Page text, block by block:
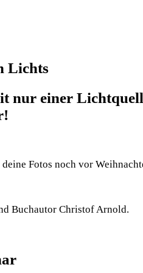
Lichts
nur einer
Fotos noch vor
Buchautor Christof Arnold.